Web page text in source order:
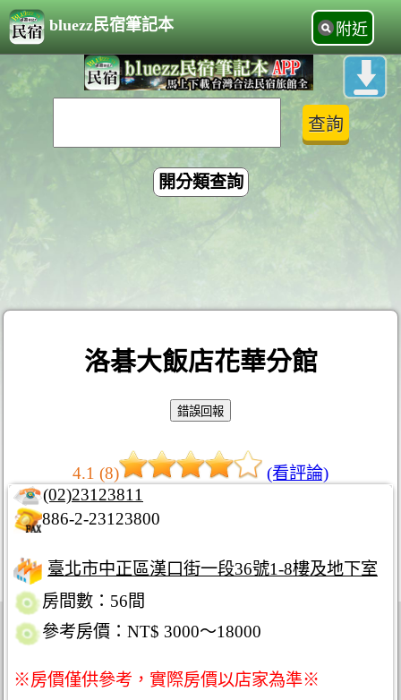
bluezz民宿筆記本 附近
開分類查詢
洛碁大飯店花華分館
4.1 (8)
(看評論)
(02)23123811
886-2-23123800
臺北市中正區漢口街一段36號1-8樓及地下室
房間數：56間
參考房價：NT$ 3000～18000
※房價僅供參考，實際房價以店家為準※